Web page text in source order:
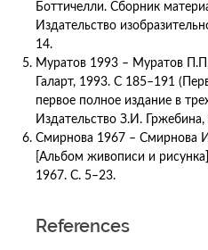
Боттичелли. Сборник
Издательство
14.
Муратов 1993 – Муратов
Галарт, 1993. С 185–191
первое полное издание в
Издательство З.И. Гржебина,
Смирнова 1967 – Смирнова
[Альбом живописи и
1967. С. 5–23.
References